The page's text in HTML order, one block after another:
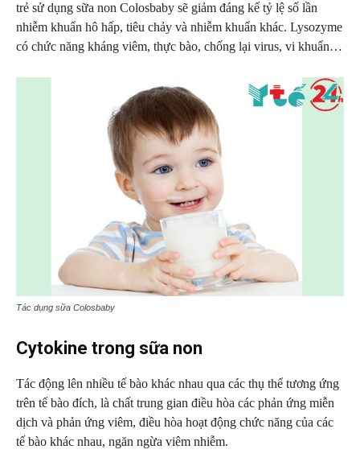
trẻ sử dụng sữa non Colosbaby sẽ giảm đáng kể tỷ lệ số lần
nhiễm khuẩn hô hấp, tiêu chảy và nhiễm khuẩn khác. Lysozyme
có chức năng kháng viêm, thực bào, chống lại virus, vi khuẩn…
Tác dụng sữa Colosbaby
Cytokine trong sữa non
Tác động lên nhiều tế bào khác nhau qua các thụ thể tương ứng
trên tế bào đích, là chất trung gian điều hòa các phản ứng miễn
dịch và phản ứng viêm, điều hòa hoạt động chức năng của các
tế bào khác nhau, ngăn ngừa viêm nhiễm.